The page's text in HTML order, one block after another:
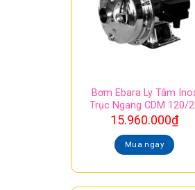
Bơm Ebara Ly Tâm
Trục Ngang CDM 120/
15.960.000₫
Mua ngay